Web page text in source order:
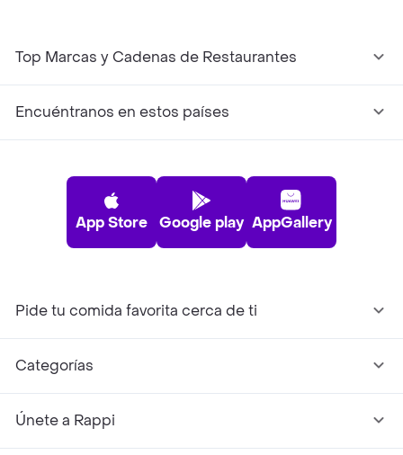
Top Marcas y Cadenas de Restaurantes
Encuéntranos en estos países
App Store Google play AppGallery
Pide tu comida favorita cerca de ti
Categorías
Únete a Rappi